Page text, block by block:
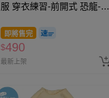
服 穿衣練習-前開式 恐龍-淺
即將售完
$490
最新上架